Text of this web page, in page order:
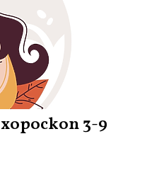
3-9